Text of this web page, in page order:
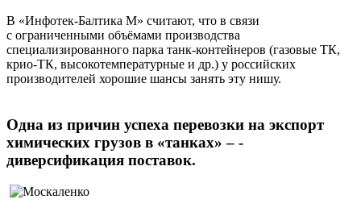
В «Инфотек-Балтика М» считают, что в связи
с ограниченными объёмами производства
специализированного парка танк-контейнеров (газовые ТК,
крио-ТК, высокотемпературные и др.) у российских
производителей хорошие шансы занять эту нишу.
Одна из ­причин успеха перевозки на экспорт
химических грузов в «танках» – ­
диверсификация поставок.